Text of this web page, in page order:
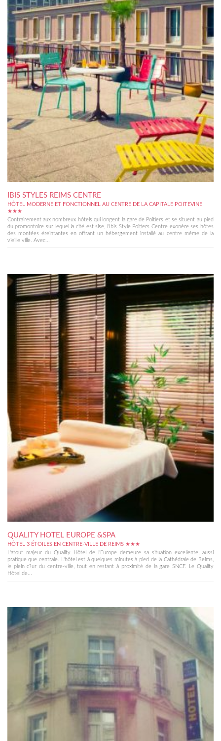
IBIS STYLES REIMS CENTRE
HÔTEL MODERNE ET FONCTIONNEL AU CENTRE DE LA CAPITALE POITEVINE
★★★
Contrairement aux nombreux hôtels qui longent la gare de Poitiers et se situent au pied
du promontoire sur lequel la cité est sise, l'Ibis Style Poitiers Centre exonère ses hôtes
des montées éreintantes en offrant un hébergement installé au centre même de la
vieille ville. Avec...
QUALITY HOTEL EUROPE &SPA
HÔTEL 3 ÉTOILES EN CENTRE-VILLE DE REIMS ★★★
L'atout majeur du Quality Hôtel de l'Europe demeure sa situation excellente, aussi
pratique que centrale. L'hôtel est à quelques minutes à pied de la Cathédrale de Reims,
le plein c?ur du centre-ville, tout en restant à proximité de la gare SNCF. Le Quality
Hôtel de...